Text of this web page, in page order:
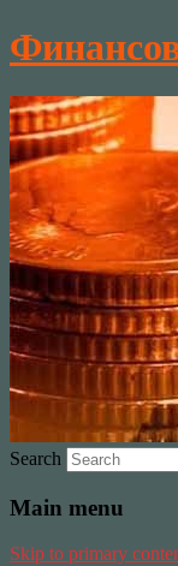
Search
Main menu
Skip to primary